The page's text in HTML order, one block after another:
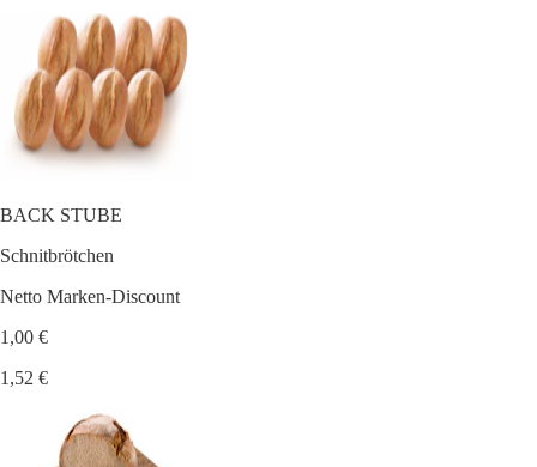
BACK STUBE
Schnitbrötchen
Netto Marken-Discount
1,00 €
1,52 €